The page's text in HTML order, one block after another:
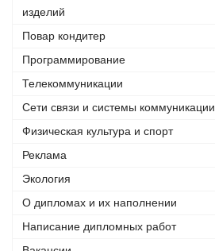
изделий
Повар кондитер
Программирование
Телекоммуникации
Сети связи и системы коммуникации
Физическая культура и спорт
Реклама
Экология
О дипломах и их наполнении
Написание дипломных работ